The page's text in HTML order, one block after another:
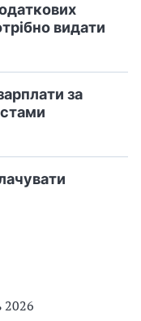
2026
видати
за